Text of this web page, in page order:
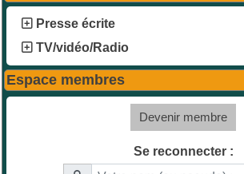
Presse écrite
TV/vidéo/Radio
Espace membres
Devenir membre
Se reconnecter :